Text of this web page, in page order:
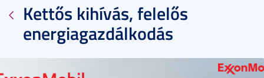
Kettős kihívás, felelős
energiagazdálkodás